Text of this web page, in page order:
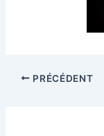
PRÉCÉDENT